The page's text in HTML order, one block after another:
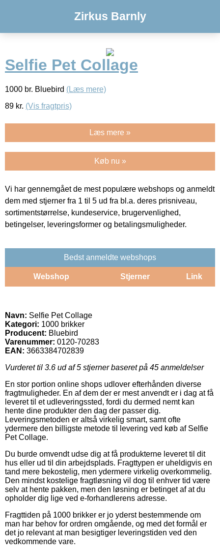
Zirkus Barnly
Selfie Pet Collage
1000 br. Bluebird (Læs mere)
89 kr. (Vis fragtpris)
Læs mere »
Køb nu »
Vi har gennemgået de mest populære webshops og anmeldt
dem med stjerner fra 1 til 5 ud fra bl.a. deres prisniveau,
sortimentstørrelse, kundeservice, brugervenlighed,
betingelser, leveringsformer og betalingsmuligheder.
Bedst anmeldte webshops
Webshop Stjerner Link
Navn: Selfie Pet Collage
Kategori: 1000 brikker
Producent: Bluebird
Varenummer: 0120-70283
EAN: 3663384702839
Vurderet til 3.6 ud af 5 stjerner baseret på 45 anmeldelser
En stor portion online shops udlover efterhånden diverse
fragtmuligheder. En af dem der er mest anvendt er i dag at få
leveret til et udleveringssted, fordi du dermed nemt kan
hente dine produkter den dag der passer dig.
Leveringsmetoden er altså virkelig smart, samt ofte
ydermere den billigste metode til levering ved køb af Selfie
Pet Collage.
Du burde omvendt udse dig at få produkterne leveret til dit
hus eller ud til din arbejdsplads. Fragttypen er uheldigvis en
tand mere bekostelig, men ydermere virkelig overkommelig.
Den mindst kostelige fragtløsning vil dog til enhver tid være
selv at hente pakken, men den løsning er betinget af at du
opholder dig lige ved e-forhandlerens adresse.
Fragttiden på 1000 brikker er jo yderst bestemmende om
man har behov for ordren omgående, og med det formål er
det jo relevant at man besigtiger leveringstiden ved den
vedkommende vare.